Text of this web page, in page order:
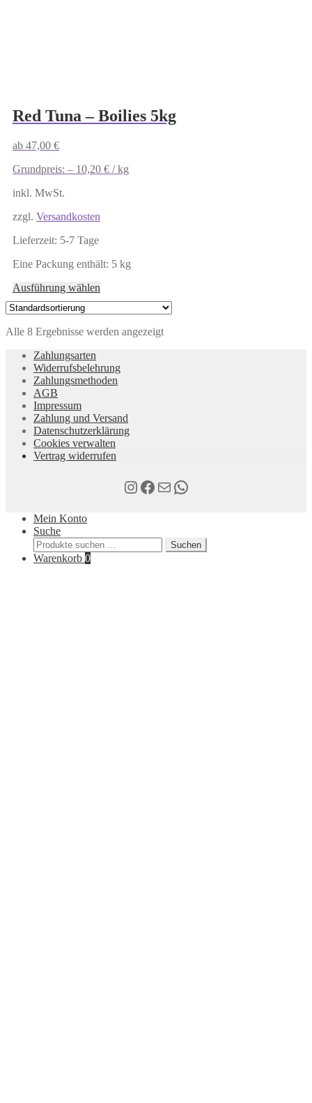
Red Tuna – Boilies 5kg
ab 47,00 €
Grundpreis: – 10,20 € /kg
inkl. MwSt.
zzgl. Versandkosten
Lieferzeit: 5-7 Tage
Eine Packung enthält: 5 kg
Ausführung wählen
Produkt
weist
Varianten
Optionen
können
der
Produktseite
gewählt
werden
Alle 8 Ergebnisse werden angezeigt
Zahlungsarten
Widerrufsbelehrung
Zahlungsmethoden
AGB
Impressum
Zahlung und Versand
Datenschutzerklärung
Cookies verwalten
Vertrag widerrufen
Instagram
Facebook
E-MailWhatsApp
Mein Konto
Suche
Suchen
nach:
Suchen
Warenkorb 0